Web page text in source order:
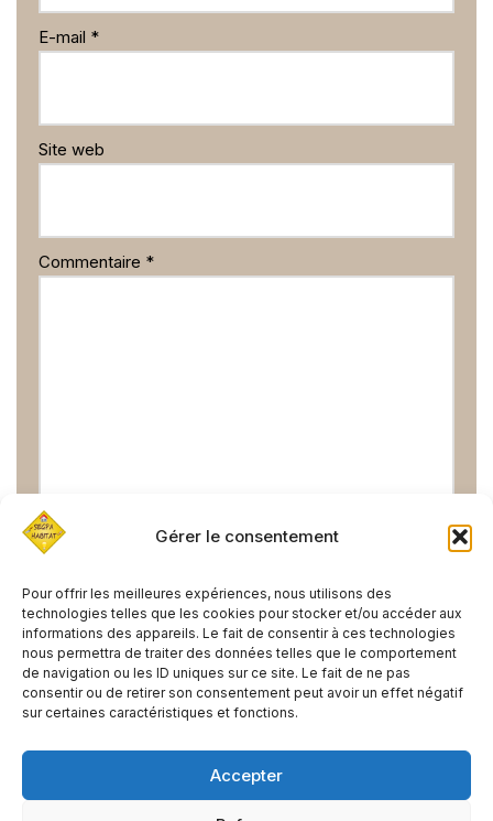
Gérer le consentement
Pour offrir les meilleures expériences, nous utilisons des
technologies telles que les cookies pour stocker et/ou accéder aux
informations des appareils. Le fait de consentir à ces technologies
nous permettra de traiter des données telles que le comportement
de navigation ou les ID uniques sur ce site. Le fait de ne pas
consentir ou de retirer son consentement peut avoir un effet négatif
sur certaines caractéristiques et fonctions.
Accepter
E-mail *
Site web
Commentaire *
PRÉCÉDENT
Le matériel de peinture
SUIVANT